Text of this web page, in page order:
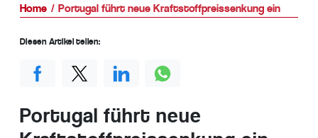
Home Portugal führt neue Kraftstoffpreissenkung ein
Portugal führt neue
Diesen Artikel teilen: